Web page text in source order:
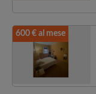
600 € al mese